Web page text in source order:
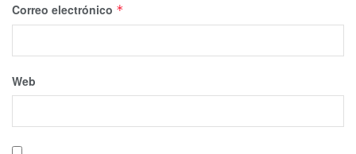
Correo electrónico *
Web